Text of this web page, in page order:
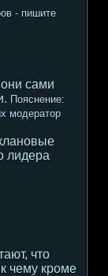
- пишите
сами
Пояснение:
модератор
лидера
что
чему кроме